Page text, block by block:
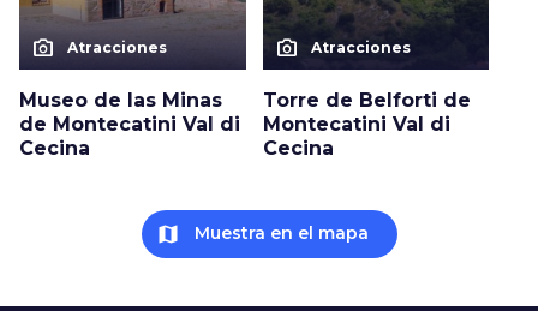
photo_camera Atracciones
Museo de las Minas
de Montecatini Val di
Cecina
photo_camera Atracciones
Torre de Belforti de
Montecatini Val di
Cecina
map Muestra en el mapa